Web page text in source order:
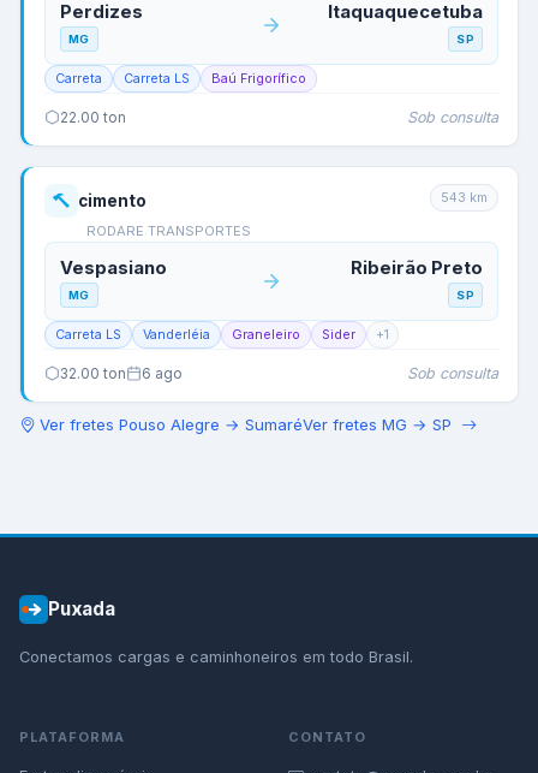
Perdizes
MG
Itaquaquecetuba
SP
Carreta Carreta LS Baú Frigorífico
22.00 ton Sob consulta
cimento
RODARE TRANSPORTES
543 km
Vespasiano
MG
Ribeirão Preto
SP
Carreta LS Vanderléia Graneleiro Sider +1
32.00 ton 6 ago Sob consulta
Ver fretes Pouso Alegre → SumaréVer fretes MG → SP
Puxada
Conectamos cargas e caminhoneiros em todo Brasil.
PLATAFORMA CONTATO